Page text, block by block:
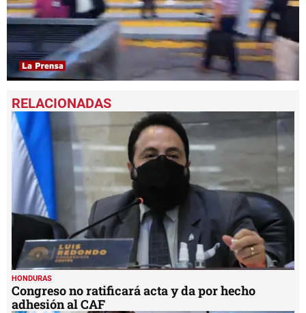
seconds
of
2
minutes,
seconds
HONDURAS
Congreso no ratificará acta y da por hecho
adhesión al CAF